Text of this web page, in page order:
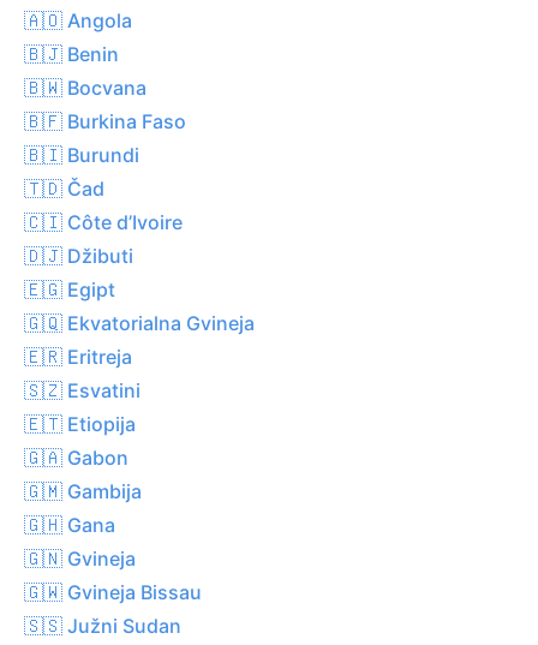
🇦🇴 Angola
🇧🇯 Benin
🇧🇼 Bocvana
🇧🇫 Burkina Faso
🇧🇮 Burundi
🇹🇩 Čad
🇨🇮 Côte d’Ivoire
🇩🇯 Džibuti
🇪🇬 Egipt
🇬🇶 Ekvatorialna Gvineja
🇪🇷 Eritreja
🇸🇿 Esvatini
🇪🇹 Etiopija
🇬🇦 Gabon
🇬🇲 Gambija
🇬🇭 Gana
🇬🇳 Gvineja
🇬🇼 Gvineja Bissau
🇸🇸 Južni Sudan